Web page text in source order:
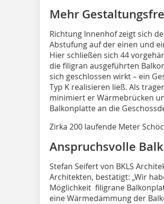
Mehr
Richtung Innenhof zeigt sich
Abstufung auf der einen und
Hier schließen sich 44
die filigran ausgeführten
sich geschlossen wirkt – ein
Typ K realisieren ließ. Als
minimiert er Wärmebrücken
Balkonplatte an die
Zirka 200 laufende Meter
Anspruchsvolle
Stefan Seifert von BKLS
Architekten, bestätigt: „Wir
Möglichkeit filigrane
eine Wärmedämmung der